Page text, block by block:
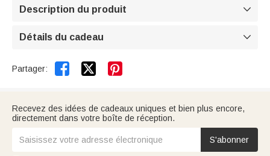
Description du produit 
Détails du cadeau 
Partager:  
Recevez des idées de cadeaux uniques et bien plus encore,
directement dans votre boîte de réception.
S'abonner